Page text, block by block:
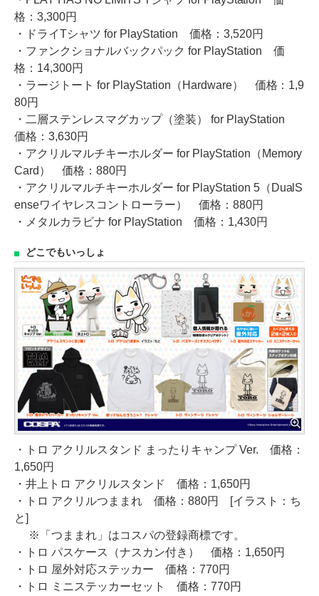
格：3,300円
・ドライTシャツ for PlayStation 価格：3,520円
・ファンクショナルバックパック for PlayStation 価
格：14,300円
・ラージトート for PlayStation（Hardware） 価格：1,9
80円
・二層ステンレスマグカップ（塗装） for PlayStation
価格：3,630円
・アクリルマルチキーホルダー for PlayStation（Memory
Card） 価格：880円
・アクリルマルチキーホルダー for PlayStation 5（DualS
enseワイヤレスコントローラー） 価格：880円
・メタルカラビナ for PlayStation 価格：1,430円
どこでもいっしょ
・トロ アクリルスタンド まったりキャンプ Ver. 価格：
1,650円
・井上トロ アクリルスタンド 価格：1,650円
・トロ アクリルつままれ 価格：880円 [イラスト：ち
と]
※「つままれ」はコスパの登録商標です。
・トロ パスケース（ナスカン付き） 価格：1,650円
・トロ 屋外対応ステッカー 価格：770円
・トロ ミニステッカーセット 価格：770円